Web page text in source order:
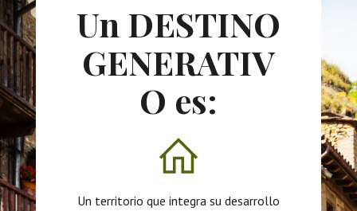
Un DESTINO
GENERATIV
O es:
Un territorio que integra su desarrollo